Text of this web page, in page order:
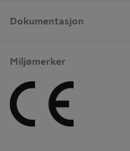
Dokumentasjon
Miljømerker